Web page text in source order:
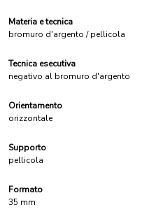
Materia e tecnica
bromuro d'argento / pellicola
Tecnica esecutiva
negativo al bromuro d'argento
Orientamento
orizzontale
Supporto
pellicola
Formato
35 mm